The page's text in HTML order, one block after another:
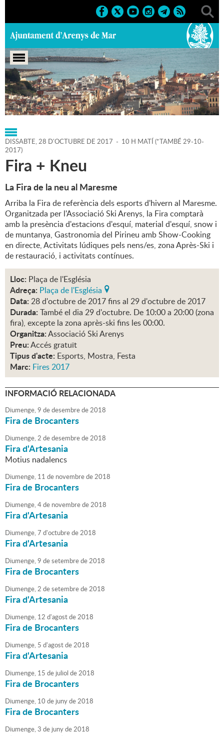
Portada > Regidories > Agenda
DISSABTE,28 D'OCTUBRE DE 2017 - 10 H MATÍ (*TAMBÉ 29-10-
2017)
Fira + Kneu
La Fira de la neu al Maresme
Arriba la Fira de referència dels esports d'hivern al Maresme.
Organitzada per l'Associació Ski Arenys, la Fira comptarà
amb la presència d'estacions d'esquí, material d'esquí, snow i
de muntanya, Gastronomia del Pirineu amb Show-Cooking
en directe, Activitats lúdiques pels nens/es, zona Après-Ski i
de restauració, i activitats contínues.
Lloc: Plaça de l'Església
Adreça: Plaça de l'Església
Data: 28d'octubrede2017fins al 29d'octubrede2017
Durada: També el dia 29 d'octubre. De 10:00 a 20:00 (zona
fira), excepte la zona après-ski fins les 00:00.
Organitza:Associació Ski Arenys
Preu:Accés gratuït
Tipus d'acte: Esports, Mostra, Festa
Marc: Fires 2017
INFORMACIÓ RELACIONADA
Diumenge,9 dedesembrede2018
Fira de Brocanters
Diumenge,2 dedesembrede2018
Fira d'Artesania
Motius nadalencs
Diumenge, 11 de novembrede2018
Fira de Brocanters
Diumenge,4de novembrede2018
Fira d'Artesania
Diumenge,7 d'octubrede2018
Fira d'Artesania
Diumenge,9 desetembrede2018
Fira de Brocanters
Diumenge,2 desetembrede2018
Fira d'Artesania
Diumenge, 12 d'agostde2018
Fira de Brocanters
Diumenge, 5 d'agostde2018
Fira d'Artesania
Diumenge, 15 de juliol de2018
Fira de Brocanters
Diumenge, 10 de junyde2018
Fira de Brocanters
Diumenge,3 de junyde2018